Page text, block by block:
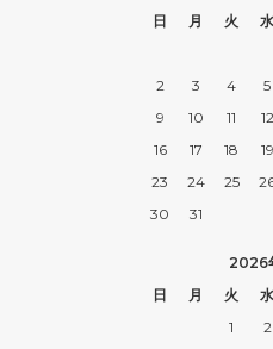
日
月 火 水
2
3 4 5
9
10 11 12
16
17 18 19
23
24 25
30
31
2026
日
月 火 水
1
2